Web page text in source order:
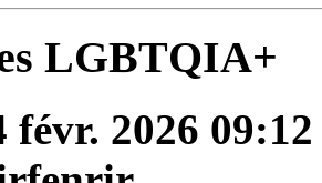
LGBTQIA+
févr. 2026 09:12